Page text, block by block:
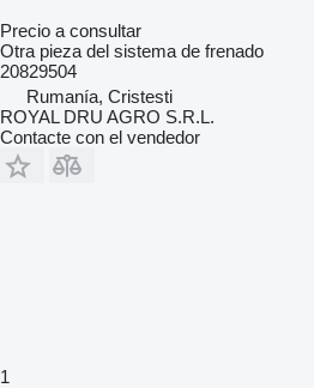
Precio a consultar
Otra pieza del sistema de frenado
20829504
Rumanía, Cristesti
ROYAL DRU AGRO S.R.L.
Contacte con el vendedor
1